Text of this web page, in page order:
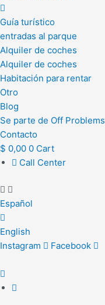
Guía turístico
entradas al parque
Alquiler de coches
Alquiler de coches
Habitación para rentar
Otro
Blog
Se parte de Off Problems
Contacto
$ 0,00 0 Cart
Call Center
Español
English
Instagram
Facebook